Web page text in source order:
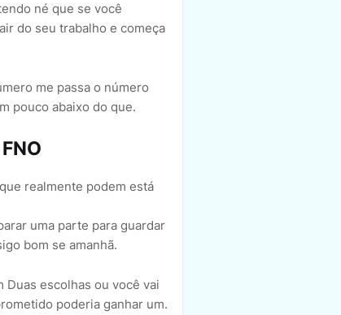
né que se você
do seu trabalho e começa
me passa o número
pouco abaixo do que.
realmente podem está
uma parte para guardar
bom se amanhã.
Duas escolhas ou você vai
poderia ganhar um.